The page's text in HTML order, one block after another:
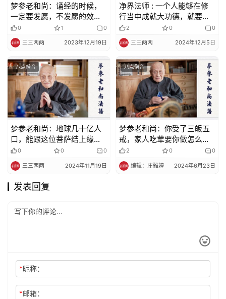
梦参老和尚：诵经的时候，
一定要发愿，不发愿的效果
不大
0 1 0
三三两两 2023年12月19日
净界法师 : 一个人能够在修
行当中成就大功德，就要先
学会放下
2 0 0
三三两两 2024年12月5日
八点僧音
梦参老和尚：地球几十亿人
口，能跟这位菩萨结上缘
的，很少很少
0 0 0
三三两两 2024年11月19日
八点僧音
梦参老和尚：你受了三皈五
戒，家人吃荤要你做怎么
办？
2 0 0
编辑：庄雅婷 2024年6月23日
发表回复
*昵称：
*邮箱：